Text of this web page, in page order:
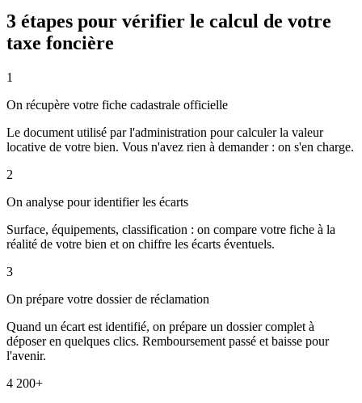
3 étapes pour vérifier le calcul de votre
taxe foncière
1
On récupère votre fiche cadastrale officielle
Le document utilisé par l'administration pour calculer la valeur
locative de votre bien. Vous n'avez rien à demander : on s'en charge.
2
On analyse pour identifier les écarts
Surface, équipements, classification : on compare votre fiche à la
réalité de votre bien et on chiffre les écarts éventuels.
3
On prépare votre dossier de réclamation
Quand un écart est identifié, on prépare un dossier complet à
déposer en quelques clics. Remboursement passé et baisse pour
l'avenir.
4 200+